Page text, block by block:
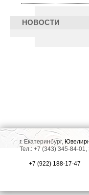
НОВОСТИ
г. Екатеринбург,
Тел.: +7 (343) 345-84-01,
+7 (922) 188-17-47